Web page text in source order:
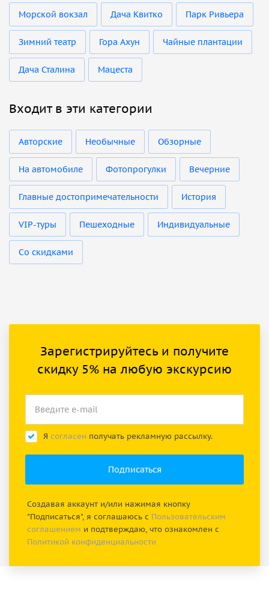
Морской вокзал Дача Квитко Парк Ривьера
Зимний театр Гора Ахун Чайные плантации
Дача Сталина Мацеста
Входит в эти категории
Авторские Необычные Обзорные
На автомобиле Фотопрогулки Вечерние
Главные достопримечательности История
VIP-туры Пешеходные Индивидуальные
Со скидками
Зарегистрируйтесь и получите
скидку 5% на любую экскурсию
Я согласен получать рекламную рассылку.
Создавая аккаунт и/или нажимая кнопку
"Подписаться", я соглашаюсь с Пользовательским
соглашением и подтверждаю, что ознакомлен с
Политикой конфиденциальности